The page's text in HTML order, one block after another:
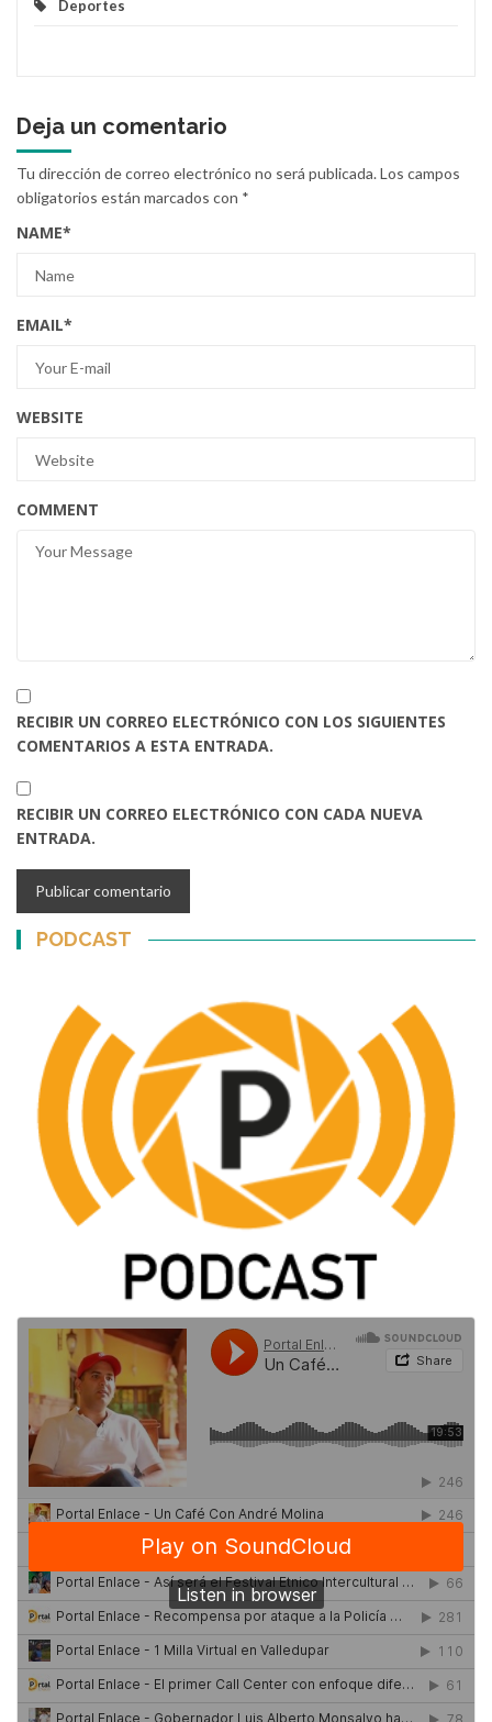
Deportes
Deja un comentario
Tu dirección de correo electrónico no será publicada.Los campos
obligatorios están marcados con *
NAME*
EMAIL*
WEBSITE
COMMENT
RECIBIR UN CORREO ELECTRÓNICO CON LOS SIGUIENTES
COMENTARIOS A ESTA ENTRADA.
RECIBIR UN CORREO ELECTRÓNICO CON CADA NUEVA
ENTRADA.
PODCAST